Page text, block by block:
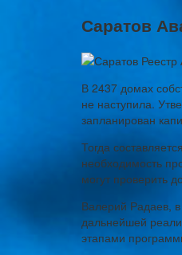
Саратов
В 2437 домах
не наступила.
запланирован
Тогда
необходимость
могут проверить
Валерий Радаев,
дальнейшей
этапами